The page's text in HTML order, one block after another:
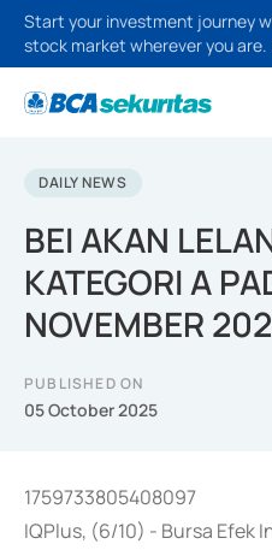
Start your investment journey
stock market wherever you are.
DAILY NEWS
BEI AKAN
KATEGORI A
NOVEMBER
PUBLISHED ON
05 October 2025
1759733805408097
IQPlus, (6/10) - Bursa Efek